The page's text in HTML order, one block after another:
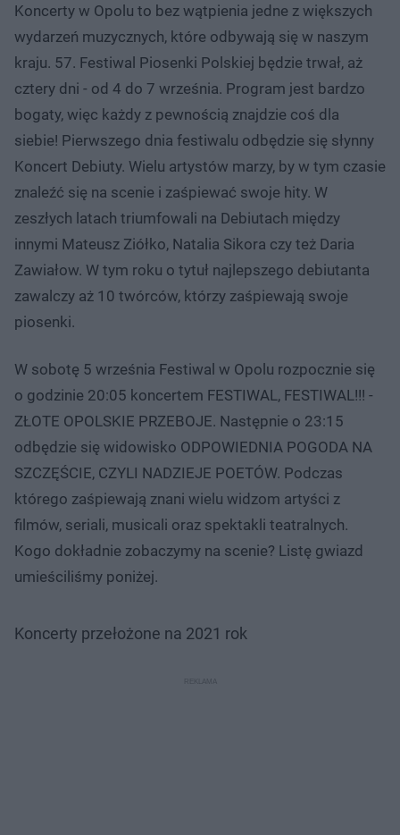
Koncerty w Opolu to bez wątpienia jedne z większych
wydarzeń muzycznych, które odbywają się w naszym
kraju. 57. Festiwal Piosenki Polskiej będzie trwał, aż
cztery dni - od 4 do 7 września. Program jest bardzo
bogaty, więc każdy z pewnością znajdzie coś dla
siebie! Pierwszego dnia festiwalu odbędzie się słynny
Koncert Debiuty. Wielu artystów marzy, by w tym czasie
znaleźć się na scenie i zaśpiewać swoje hity. W
zeszłych latach triumfowali na Debiutach między
innymi Mateusz Ziółko, Natalia Sikora czy też Daria
Zawiałow. W tym roku o tytuł najlepszego debiutanta
zawalczy aż 10 twórców, którzy zaśpiewają swoje
piosenki.
W sobotę 5 września Festiwal w Opolu rozpocznie się
o godzinie 20:05 koncertem FESTIWAL, FESTIWAL!!! -
ZŁOTE OPOLSKIE PRZEBOJE. Następnie o 23:15
odbędzie się widowisko ODPOWIEDNIA POGODA NA
SZCZĘŚCIE, CZYLI NADZIEJE POETÓW. Podczas
którego zaśpiewają znani wielu widzom artyści z
filmów, seriali, musicali oraz spektakli teatralnych.
Kogo dokładnie zobaczymy na scenie? Listę gwiazd
umieściliśmy poniżej.
Koncerty przełożone na 2021 rok